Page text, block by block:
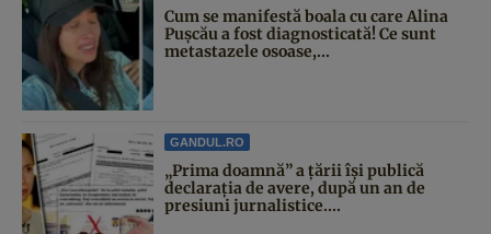
Cum se manifestă boala cu care Alina
Pușcău a fost diagnosticată! Ce sunt
metastazele osoase,...
GANDUL.RO
„Prima doamnă” a țării își publică
declarația de avere, după un an de
presiuni jurnalistice....